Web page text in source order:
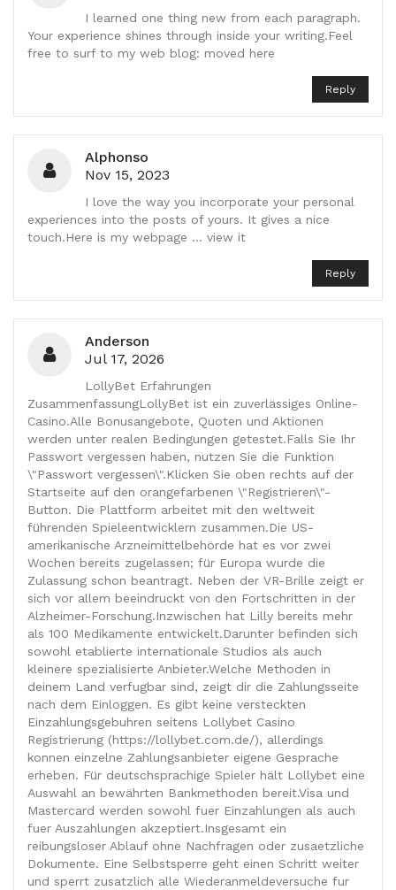
I learned one thing new from each paragraph.
Your experience shines through inside your writing.Feel
free to surf to my web blog: moved here
Reply
Alphonso
Nov 15, 2023
I love the way you incorporate your personal
experiences into the posts of yours. It gives a nice
touch.Here is my webpage ... view it
Reply
Anderson
Jul 17, 2026
LollyBet Erfahrungen
ZusammenfassungLollyBet ist ein zuverlässiges Online-
Casino.Alle Bonusangebote, Quoten und Aktionen
werden unter realen Bedingungen getestet.Falls Sie Ihr
Passwort vergessen haben, nutzen Sie die Funktion
\"Passwort vergessen\".Klicken Sie oben rechts auf der
Startseite auf den orangefarbenen \"Registrieren\"-
Button. Die Plattform arbeitet mit den weltweit
führenden Spieleentwicklern zusammen.Die US-
amerikanische Arzneimittelbehörde hat es vor zwei
Wochen bereits zugelassen; für Europa wurde die
Zulassung schon beantragt. Neben der VR-Brille zeigt er
sich vor allem beeindruckt von den Fortschritten in der
Alzheimer-Forschung.Inzwischen hat Lilly bereits mehr
als 100 Medikamente entwickelt.Darunter befinden sich
sowohl etablierte internationale Studios als auch
kleinere spezialisierte Anbieter.Welche Methoden in
deinem Land verfugbar sind, zeigt dir die Zahlungsseite
nach dem Einloggen. Es gibt keine versteckten
Einzahlungsgebuhren seitens Lollybet Casino
Registrierung (https://lollybet.com.de/), allerdings
konnen einzelne Zahlungsanbieter eigene Gesprache
erheben. Für deutschsprachige Spieler hält Lollybet eine
Auswahl an bewährten Bankmethoden bereit.Visa und
Mastercard werden sowohl fuer Einzahlungen als auch
fuer Auszahlungen akzeptiert.Insgesamt ein
reibungsloser Ablauf ohne Nachfragen oder zusaetzliche
Dokumente. Eine Selbstsperre geht einen Schritt weiter
und sperrt zusatzlich alle Wiederanmeldeversuche fur